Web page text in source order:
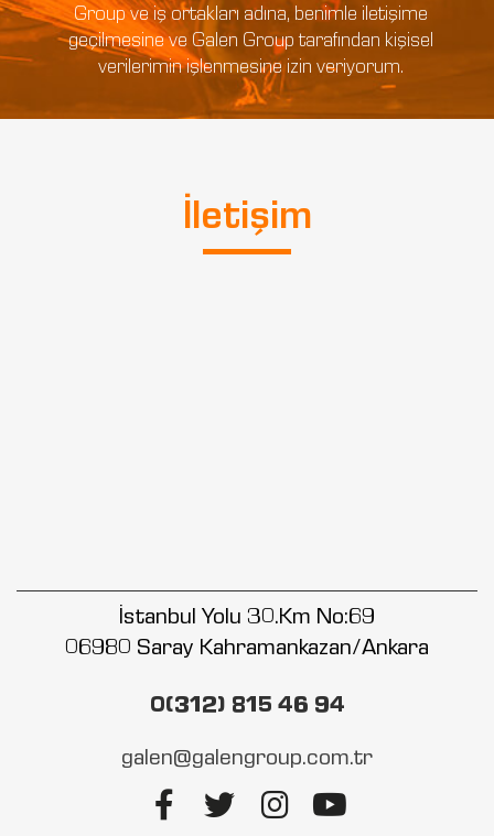
Group ve iş ortakları adına, benimle iletişime
geçilmesine ve Galen Group tarafından kişisel
verilerimin işlenmesine izin veriyorum.
İletişim
İstanbul Yolu 30.Km No:69
06980 Saray Kahramankazan/Ankara
0(312) 815 46 94
galen@galengroup.com.tr